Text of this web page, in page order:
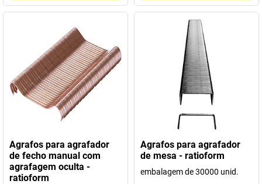
Agrafos para agrafador
de fecho manual com
agrafagem oculta -
ratioform
Agrafos para agrafador
de mesa - ratioform
embalagem de 30000 unid.